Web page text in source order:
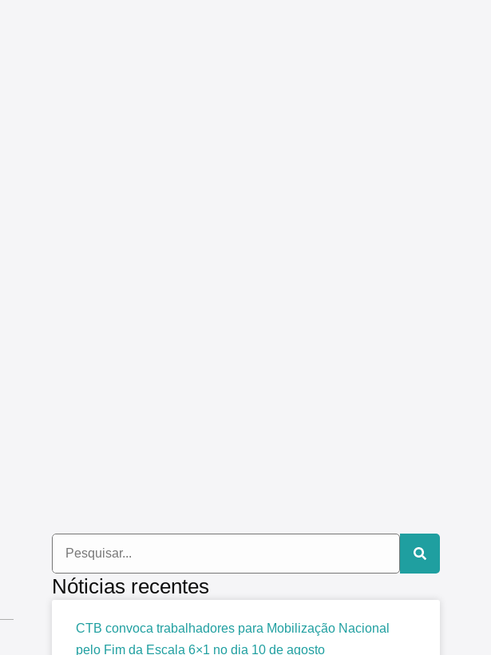
Nóticias recentes
CTB convoca trabalhadores para Mobilização Nacional
pelo Fim da Escala 6×1 no dia 10 de agosto